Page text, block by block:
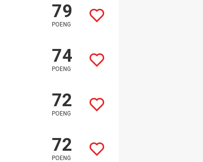
79
POENG
74
POENG
72
POENG
72
POENG